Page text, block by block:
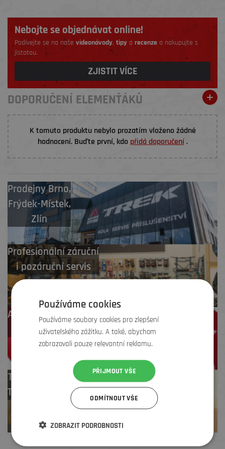
Nebojte se objednávat online!
Podívejte se na naše videonávody,tipy a recenzea nakupujte s
jistotou.
ZJISTIT VÍCE
DOPORUČENÍ ELEMENŤÁKŮ
K tomuto produktu nebylo prozatím vloženo žádné
hodnocení. Buďte první, kdo přidá doporučení.
ProdejnyBrno,
Frýdek-Místek,
Zlín
Profesionální záruční
i pozáruční servis
Až 4 % cashback
na další nákup
Test centrum
TREK zdarma
Používáme cookies
Používáme soubory cookies pro zlepšení
uživatelského zážitku. A také, abychom
zobrazovali pouze relevantní reklamu.
PŘIJMOUT VŠE
ODMÍTNOUT VŠE
ZOBRAZIT PODROBNOSTI